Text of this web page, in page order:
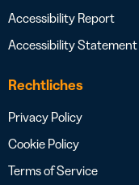
Accessibility Report
Accessibility Statement
Rechtliches
Privacy Policy
Cookie Policy
Terms of Service